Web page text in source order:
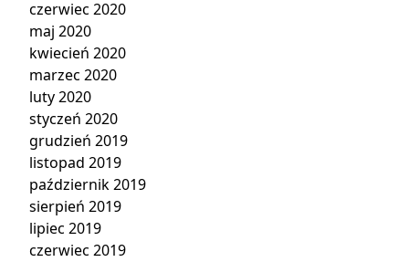
czerwiec 2020
maj 2020
kwiecień 2020
marzec 2020
luty 2020
styczeń 2020
grudzień 2019
listopad 2019
październik 2019
sierpień 2019
lipiec 2019
czerwiec 2019